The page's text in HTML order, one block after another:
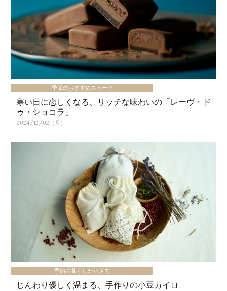
季節のおすすめスイーツ
寒い日に恋しくなる、リッチな味わいの「レーヴ・ド
ゥ・ショコラ」
2024/12/02（月）
季節の暮らしかたメモ
じんわり優しく温まる、手作りの小豆カイロ